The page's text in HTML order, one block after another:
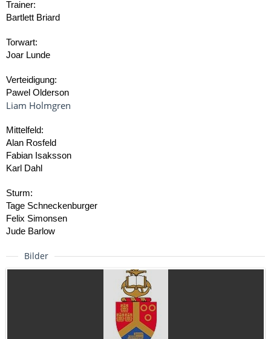
Regionalliga Seeland, 17. Spieltag
SC Kleymen - TV Valent II 4-3 (2-0)
FC Avold - SV Tamor 0-0
FC Dhorkaff - Slaven Bhagar 1-0 (1-0)
SV Herstal Ceymur - Eintracht Valfurt 2-0 (1-0)
Trainer:
Bartlett Briard
Torwart:
Joar Lunde
Verteidigung:
Pawel Olderson
Liam Holmgren
Mittelfeld:
Alan Rosfeld
Fabian Isaksson
Karl Dahl
Sturm:
Tage Schneckenburger
Felix Simonsen
Jude Barlow
Bilder